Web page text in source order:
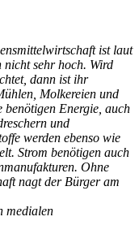
ist laut
nicht sehr hoch. Wird
dann ist ihr
Molkereien und
Energie, auch
und
werden ebenso wie
Strom benötigen auch
Ohne
nagt der Bürger am
medialen